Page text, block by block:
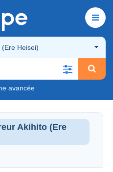
Heisei)
avancée
Akihito (Ere